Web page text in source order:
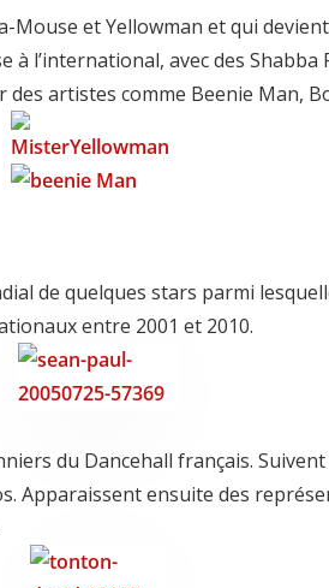
et Yellowman et qui
à l’international, avec des
artistes comme Beenie Man,
de quelques stars parmi
entre 2001 et 2010.
du Dancehall français.
Apparaissent ensuite des